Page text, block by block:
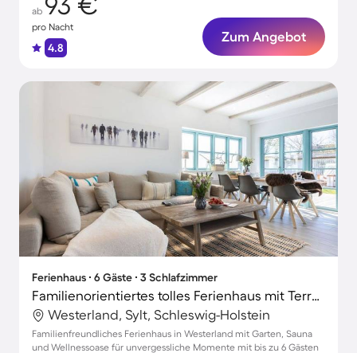
ab
pro Nacht
4.8
Zum Angebot
Ferienhaus ∙ 6 Gäste ∙ 3 Schlafzimmer
Familienorientiertes tolles Ferienhaus mit Terrasse, Sauna und Garten | Nah am Strand | Hunde erlaubt
Westerland, Sylt, Schleswig-Holstein
Familienfreundliches Ferienhaus in Westerland mit Garten, Sauna
und Wellnessoase für unvergessliche Momente mit bis zu 6 Gästen